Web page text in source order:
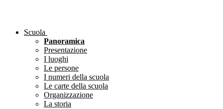
Scuola
Panoramica
Presentazione
I luoghi
Le persone
I numeri della scuola
Le carte della scuola
Organizzazione
La storia